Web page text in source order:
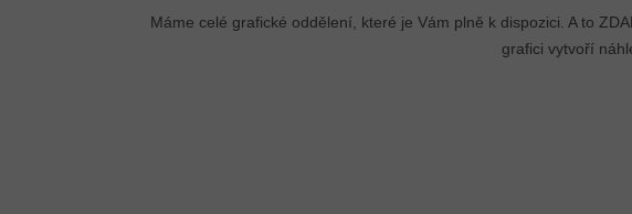
Máme celé grafické oddělení, které je Vám plně k dispozici. A to
grafici vytvoří